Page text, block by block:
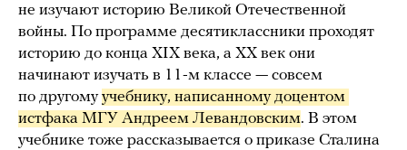
не изучают историю Великой Отечественной
войны. По программе десятиклассники проходят
историю до конца XIX века, а ХХ век они
начинают изучать в 11-м классе — совсем
по другомуучебнику, написанному доцентом
истфака МГУ Андреем Левандовским. В этом
учебнике тоже рассказывается о приказе Сталина